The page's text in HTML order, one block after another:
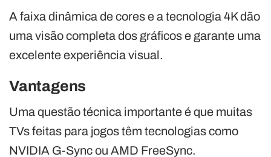
A faixa dinâmica de cores e a tecnologia 4K dão
uma visão completa dos gráficos e garante uma
excelente experiência visual.
Vantagens
Uma questão técnica importante é que muitas
TVs feitas para jogos têm tecnologias como
NVIDIA G-Sync ou AMD FreeSync.